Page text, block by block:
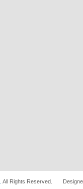
All Rights Reserved.